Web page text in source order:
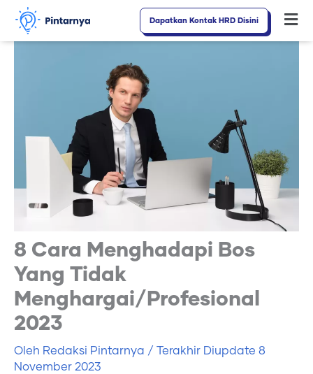
Lewati
Dapatkan Kontak HRD Disini
8 Cara Menghadapi Bos
Yang Tidak
Menghargai/Profesional
2023
Oleh Redaksi Pintarnya / Terakhir Diupdate 8
November 2023